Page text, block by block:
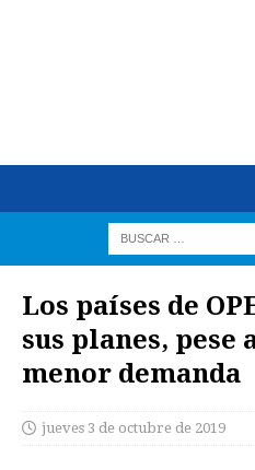
Los países de
sus planes, pese
menor demanda
jueves 3 de octubre de 2019